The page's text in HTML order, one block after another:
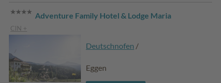
Adventure Family Hotel & Lodge Maria
CIN +
Deutschnofen /
Eggen